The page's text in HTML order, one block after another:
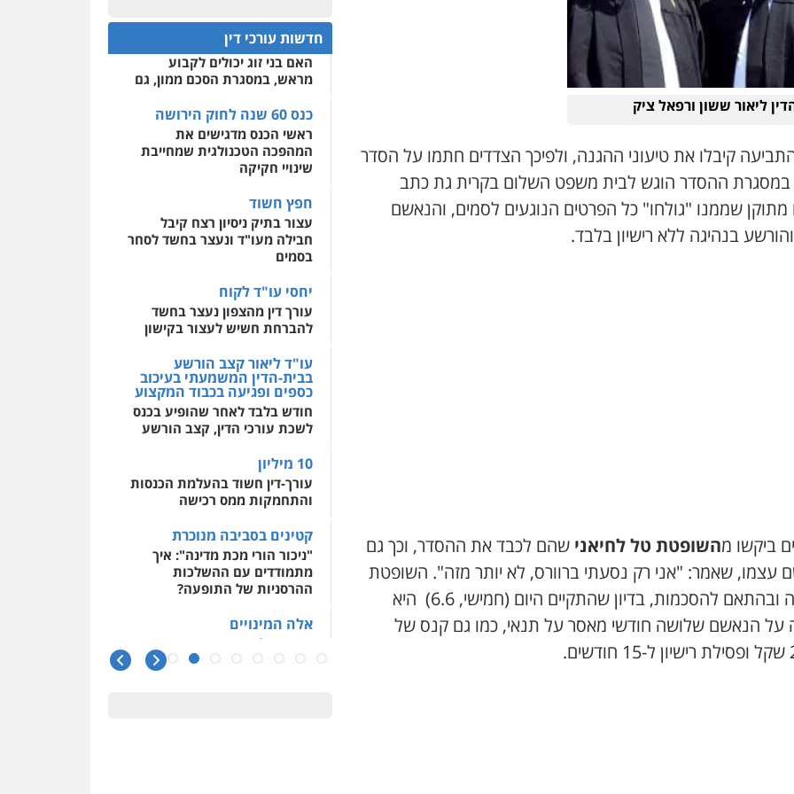
ליאור ששון ורפאל ציק
התביעה קיבלו את טיעוני ההגנה, ולפיכך הצדדים חתמו על הסדר
במסגרת ההסדר הוגש לבית משפט השלום בקרית גת כתב
מתוקן שממנו "גולחו" כל הפרטים הנוגעים לסמים, והנאשם
בנהיגה ללא רישיון בלבד.
ביקשו מהשופטת טל לחיאני שהם לכבד את ההסדר, וכך גם
עצמו, שאמר: "אני רק נסעתי ברוורס, לא יותר מזה". השופטת
נענתה ובהתאם להסכמות, בדיון שהתקיים היום (חמישי, 6.6) היא
על הנאשם שלושה חודשי מאסר על תנאי, כמו גם קנס של
0522508109
אחסון אתרים
מהירות הגנה גיבוי
לעורכי דין
מרכז התחלה חדשה
שירותים מקצועיים לעורכי
דין
0544500346
חדשות עורכי דין
המתח שבין חוק יחסי ממון
לבין חוק הירושה
האם בני זוג יכולים לקבוע
מראש, במסגרת הסכם ממון, גם
כנס 60 שנה לחוק הירושה
ראשי הכנס מדגישים את
המהפכה הטכנולגית שמחייבת
שינויי חקיקה
חפץ חשוד
עצור בתיק ניסיון רצח קיבל
חבילה מעו"ד ונעצר בחשד לסחר
בסמים
יחסי עו"ד לקוח
עורך דין מהצפון נעצר בחשד
להברחת חשיש לעצור בקישון
עו"ד ליאור קצב הורשע
בבית-הדין המשמעתי בעיכוב
כספים ופגיעה בכבוד המקצוע
חודש בלבד לאחר שהופיע בכנס
לשכת עורכי הדין, קצב הורשע
10 מיליון
עורך-דין חשוד בהעלמת הכנסות
והתחמקות ממס רכישה
קטינים בסביבה מנוכרת
"ניכור הורי מכת מדינה": איך
מתמודדים עם ההשלכות
ההרסניות של התופעה?
אלה המינויים
הוועדה לבחירת שופטים בחרה
26 שופטים ורשמים נוספים